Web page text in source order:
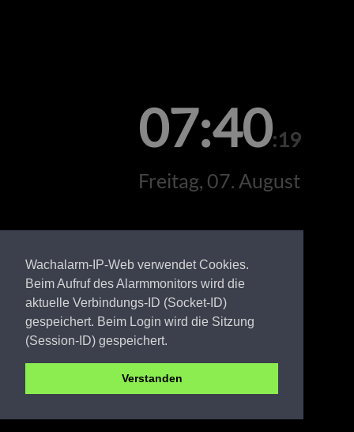
Wachalarm-IP-Web verwendet Cookies.
Beim Aufruf des Alarmmonitors wird die
aktuelle Verbindungs-ID (Socket-ID)
gespeichert. Beim Login wird die Sitzung
(Session-ID) gespeichert.
Verstanden
07:40:19
Freitag, 07. August
SPN FW Burg Kauper